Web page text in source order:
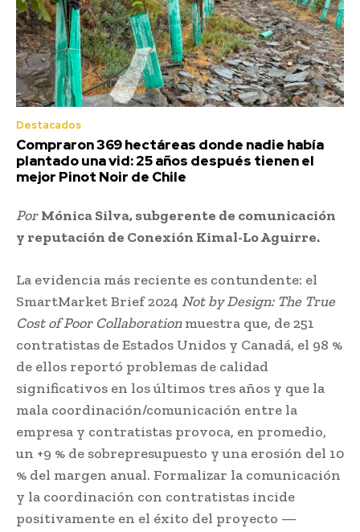
Destacados
Compraron 369 hectáreas donde nadie había
plantado una vid: 25 años después tienen el
mejor Pinot Noir de Chile
PorMónica Silva, subgerente de comunicación
y reputación de Conexión Kimal-Lo Aguirre.
La evidencia más reciente es contundente: el
SmartMarket Brief 2024 Not by Design: The True
Cost of Poor Collaborationmuestra que, de 251
contratistas de Estados Unidos y Canadá, el 98 %
de ellos reportó problemas de calidad
significativos en los últimos tres años y que la
mala coordinación/comunicación entre la
empresa y contratistas provoca, en promedio,
un +9 % de sobrepresupuesto y una erosión del 10
% del margen anual. Formalizar la comunicación
y la coordinación con contratistas incide
positivamente en el éxito del proyecto —